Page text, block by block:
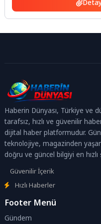
Haberin Dünyası, Türkiye ve
tarafsız, hızlı ve güvenilir
dijital haber platformudur.
teknolojiye, magazinden
doğru ve güncel bilgiyi en
Güvenilir İçerik
Hızlı Haberler
Footer Menü
Gündem